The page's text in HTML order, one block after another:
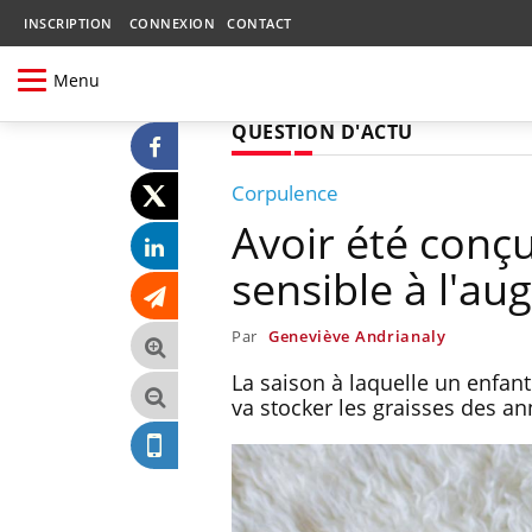
INSCRIPTION CONNEXION CONTACT
Menu
QUESTION D'ACTU
Corpulence
Avoir été
sensible à
Par Geneviève Andrianaly
La saison à laquelle un
va stocker les graisses des